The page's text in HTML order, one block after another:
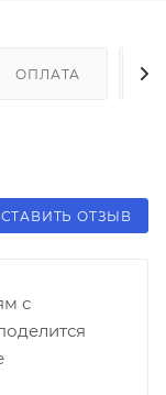
ОПЛАТА
ОТЗЫВ
с